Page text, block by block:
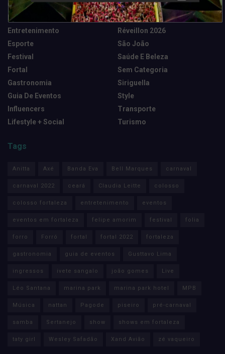
Cidade
Destaques
Entretenimento
Esporte
Festival
Fortal
Gastronomia
Guia De Eventos
Influencers
Lifestyle + Social
Música
News Tech
Réveillon 2026
São João
Saúde E Beleza
Sem Categoria
Siriguella
Style
Transporte
Turismo
Tags
Anitta Axé Banda Eva Bell Marques carnaval
carnaval 2022 ceará Claudia Leitte colosso
colosso fortaleza entretenimento eventos
eventos em fortaleza felipe amorim festival folia
forro Forró fortal fortal 2022 fortaleza
gastronomia guia de eventos Gusttavo Lima
ingressos ivete sangalo joão gomes Live
Léo Santana marina park marina park hotel MPB
Música nattan Pagode piseiro pré-carnaval
samba Sertanejo show shows em fortaleza
taty girl Wesley Safadão Xand Avião zé vaqueiro